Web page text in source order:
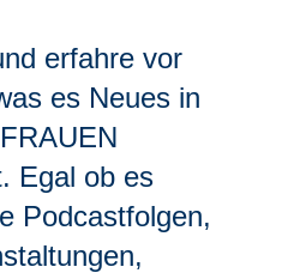
erfahre vor
es Neues in
Egal ob es
Podcastfolgen,